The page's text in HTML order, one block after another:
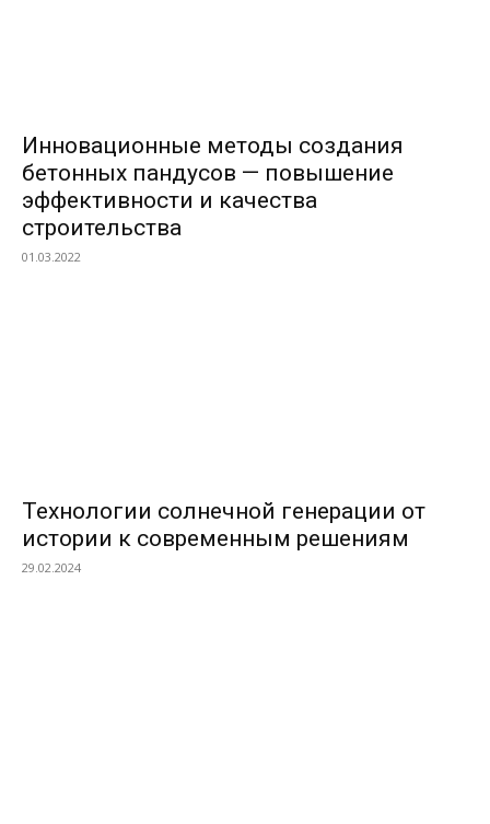
Инновационные методы создания
бетонных пандусов — повышение
эффективности и качества
строительства
01.03.2022
Технологии солнечной генерации от
истории к современным решениям
29.02.2024